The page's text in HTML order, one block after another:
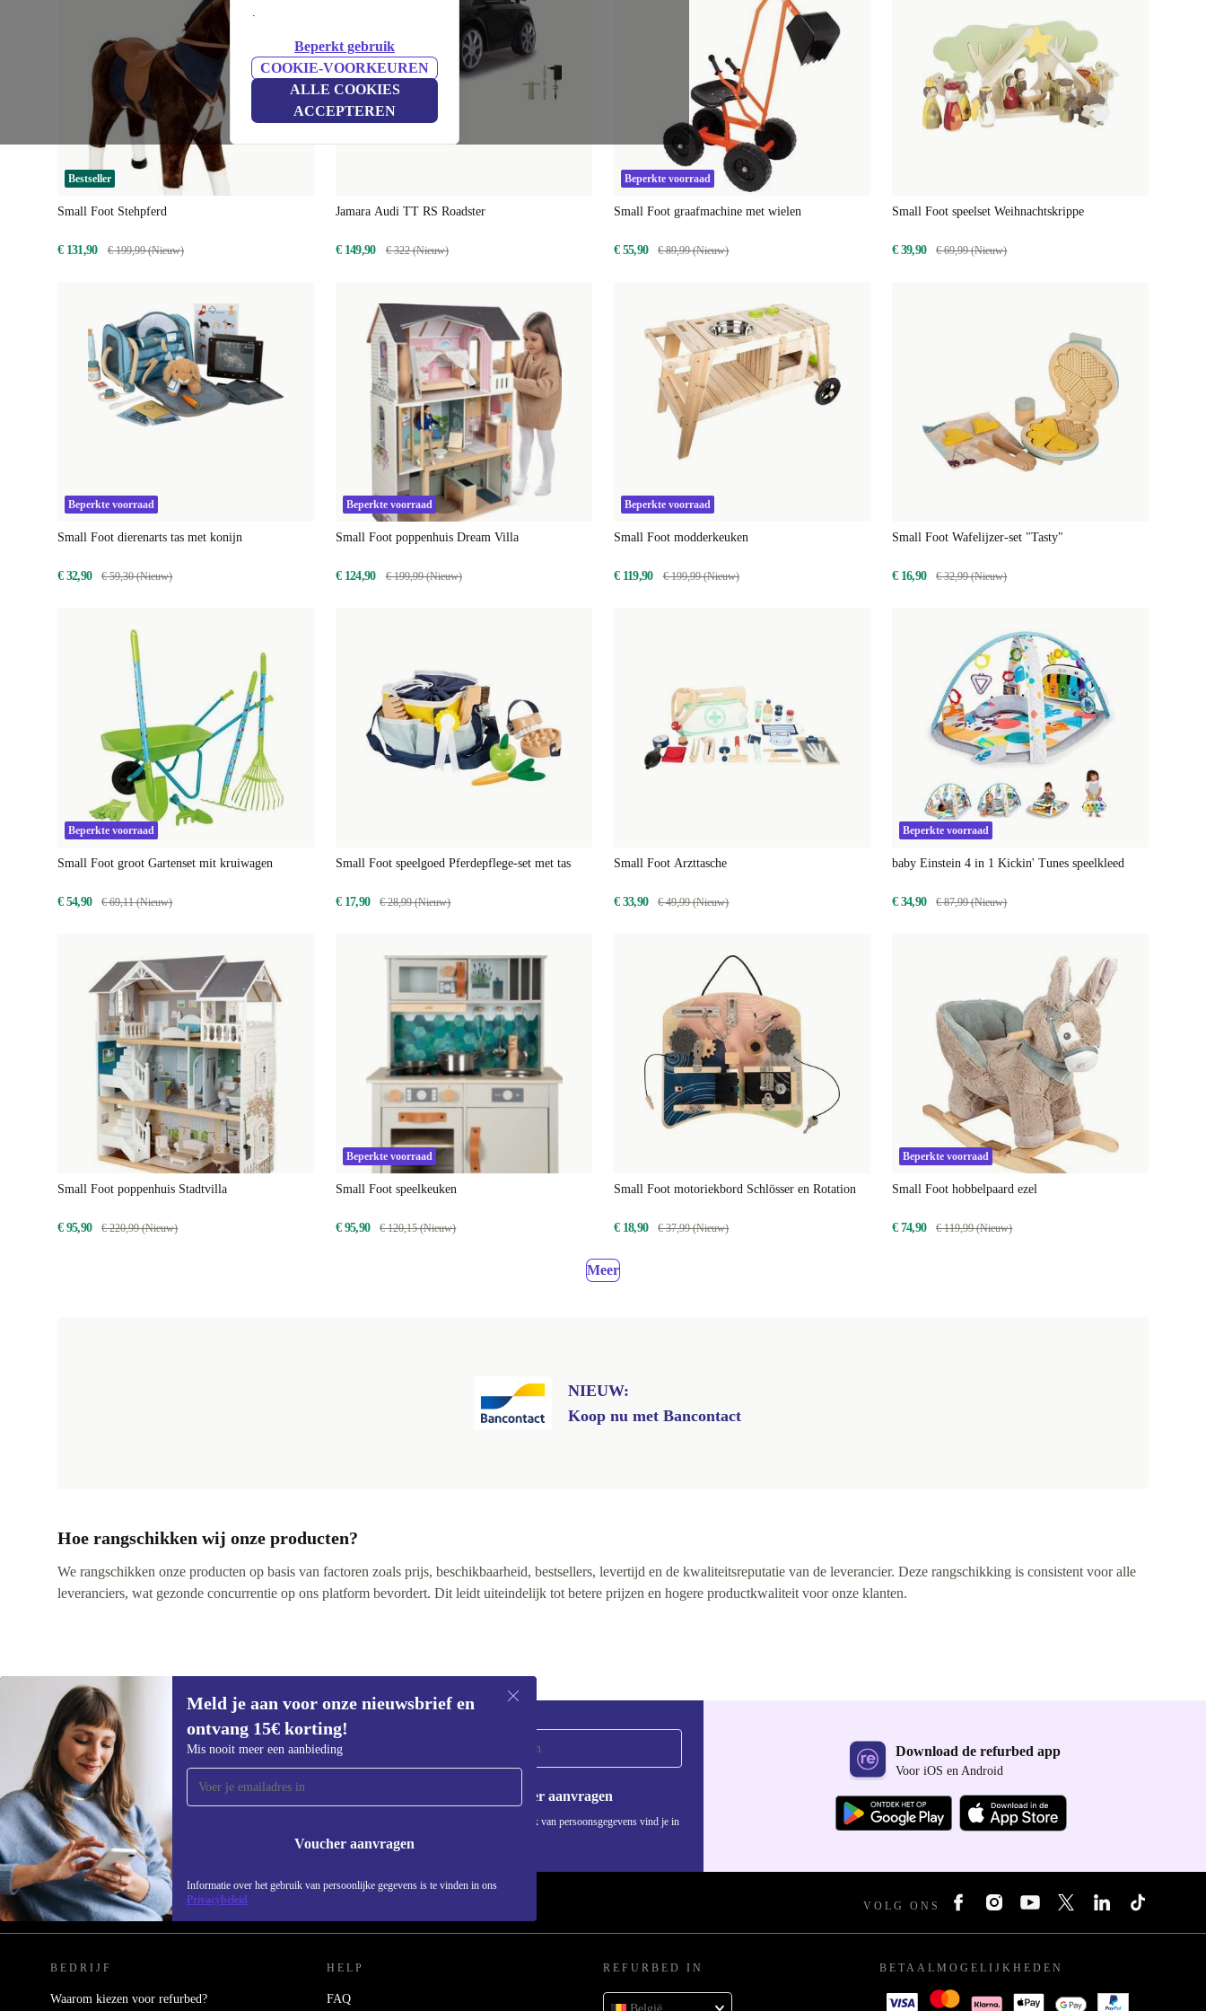
.
Beperkt gebruik
COOKIE-VOORKEUREN
ALLE COOKIES
ACCEPTEREN
Bestseller
Small Foot Stehpferd
€ 131,90 € 199,99 (Nieuw)
Jamara Audi TT RS Roadster
€ 149,90 € 322 (Nieuw)
Beperkte voorraad
Small Foot graafmachine met wielen
€ 55,90 € 89,99 (Nieuw)
Small Foot speelset Weihnachtskrippe
€ 39,90 € 69,99 (Nieuw)
Beperkte voorraad
Small Foot dierenarts tas met konijn
€ 32,90 € 59,30 (Nieuw)
Beperkte voorraad
Small Foot poppenhuis Dream Villa
€ 124,90 € 199,99 (Nieuw)
Beperkte voorraad
Small Foot modderkeuken
€ 119,90 € 199,99 (Nieuw)
Small Foot Wafelijzer-set "Tasty"
€ 16,90 € 32,99 (Nieuw)
Beperkte voorraad
Small Foot groot Gartenset mit kruiwagen
€ 54,90 € 69,11 (Nieuw)
Small Foot speelgoed Pferdepflege-set met tas
€ 17,90 € 28,99 (Nieuw)
Small Foot Arzttasche
€ 33,90 € 49,99 (Nieuw)
Beperkte voorraad
baby Einstein 4 in 1 Kickin' Tunes speelkleed
€ 34,90 € 87,99 (Nieuw)
Small Foot poppenhuis Stadtvilla
€ 95,90 € 220,99 (Nieuw)
Beperkte voorraad
Small Foot speelkeuken
€ 95,90 € 120,15 (Nieuw)
Small Foot motoriekbord Schlösser en Rotation
€ 18,90 € 37,99 (Nieuw)
Beperkte voorraad
Small Foot hobbelpaard ezel
€ 74,90 € 119,99 (Nieuw)
Meer
NIEUW:
Koop nu met Bancontact
Hoe rangschikken wij onze producten?
We rangschikken onze producten op basis van factoren zoals prijs, beschikbaarheid, bestsellers, levertijd en de kwaliteitsreputatie van de leverancier. Deze rangschikking is consistent voor alle
leveranciers, wat gezonde concurrentie op ons platform bevordert. Dit leidt uiteindelijk tot betere prijzen en hogere productkwaliteit voor onze klanten.
Meld je aan voor onze nieuwsbrief en
ontvang 15€ korting!
Mis nooit meer een aanbieding
Voucher aanvragen
Informatie over het gebruik van persoonlijke gegevens is te vinden in ons
Privacybeleid
Meld je aan voor onze nieuwsbrief en
ontvang €15 korting!
Mis nooit meer een aanbieding.
Voucher aanvragen
Informatie over het gebruik van persoonsgegevens vind je in
Download de refurbed app
Voor iOS en Android
REFURBED NEDERLAND - RETHINK NEW. VOLG ONS
BEDRIJF
Waarom kiezen voor refurbed?
HELP
FAQ
REFURBED IN BETAALMOGELIJKHEDEN